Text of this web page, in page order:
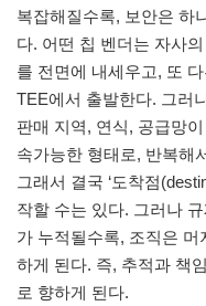
복잡해질수록, 보안은 하
다. 어떤 칩 벤더는 자사
를 전면에 내세우고, 또
TEE에서 출발한다. 그러
판매 지역, 연식, 공급망
속가능한 형태로, 반복해
그래서 결국 ‘도착점
작할 수는 있다. 그러나
가 누적될수록, 조직은
하게 된다. 즉, 추적과 책
로 향하게 된다.